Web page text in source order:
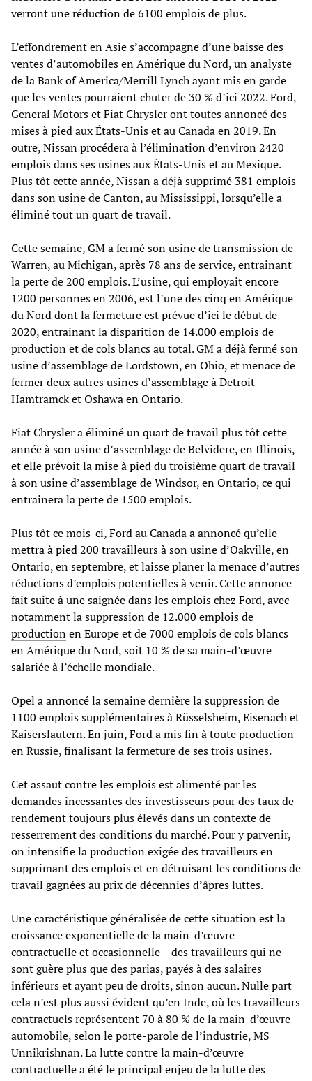
verront une réduction de 6100 emplois de plus.
L’effondrement en Asie s’accompagne d’une baisse des
ventes d’automobiles en Amérique du Nord, un analyste
de la Bank of America/Merrill Lynch ayant mis en garde
que les ventes pourraient chuter de 30 % d’ici 2022. Ford,
General Motors et Fiat Chrysler ont toutes annoncé des
mises à pied aux États-Unis et au Canada en 2019. En
outre, Nissan procédera à l’élimination d’environ 2420
emplois dans ses usines aux États-Unis et au Mexique.
Plus tôt cette année, Nissan a déjà supprimé 381 emplois
dans son usine de Canton, au Mississippi, lorsqu’elle a
éliminé tout un quart de travail.
Cette semaine, GM a fermé son usine de transmission de
Warren, au Michigan, après 78 ans de service, entrainant
la perte de 200 emplois. L’usine, qui employait encore
1200 personnes en 2006, est l’une des cinq en Amérique
du Nord dont la fermeture est prévue d’ici le début de
2020, entrainant la disparition de 14.000 emplois de
production et de cols blancs au total. GM a déjà fermé son
usine d’assemblage de Lordstown, en Ohio, et menace de
fermer deux autres usines d’assemblage à Detroit-
Hamtramck et Oshawa en Ontario.
Fiat Chrysler a éliminé un quart de travail plus tôt cette
année à son usine d’assemblage de Belvidere, en Illinois,
et elle prévoit lamise à pieddu troisième quart de travail
à son usine d’assemblage de Windsor, en Ontario, ce qui
entrainera la perte de 1500 emplois.
Plus tôt ce mois-ci, Ford au Canada a annoncé qu’elle
mettra à pied200 travailleurs à son usine d’Oakville, en
Ontario, en septembre, et laisse planer la menace d’autres
réductions d’emplois potentielles à venir. Cette annonce
fait suite à une saignée dans les emplois chez Ford, avec
notamment la suppression de 12.000 emplois de
productionen Europe et de 7000 emplois de cols blancs
en Amérique du Nord, soit 10 % de sa main-d’œuvre
salariée à l’échelle mondiale.
Opel a annoncé la semaine dernière la suppression de
1100 emplois supplémentaires à Rüsselsheim, Eisenach et
Kaiserslautern. En juin, Ford a mis fin à toute production
en Russie, finalisant la fermeture de ses trois usines.
Cet assaut contre les emplois est alimenté par les
demandes incessantes des investisseurs pour des taux de
rendement toujours plus élevés dans un contexte de
resserrement des conditions du marché. Pour y parvenir,
on intensifie la production exigée des travailleurs en
supprimant des emplois et en détruisant les conditions de
travail gagnées au prix de décennies d’âpres luttes.
Une caractéristique généralisée de cette situation est la
croissance exponentielle de la main-d’œuvre
contractuelle et occasionnelle – des travailleurs qui ne
sont guère plus que des parias, payés à des salaires
inférieurs et ayant peu de droits, sinon aucun. Nulle part
cela n’est plus aussi évident qu’en Inde, où les travailleurs
contractuels représentent 70 à 80 % de la main-d’œuvre
automobile, selon le porte-parole de l’industrie, MS
Unnikrishnan. La lutte contre la main-d’œuvre
contractuelle a été le principal enjeu de la lutte des